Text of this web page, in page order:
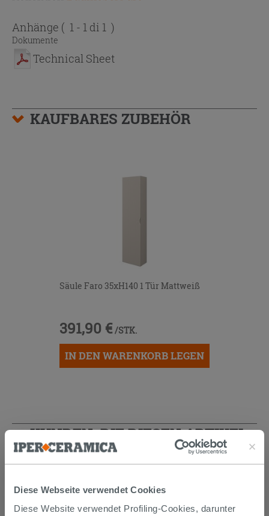
Diese Webseite verwendet Cookies
Diese Website verwendet Profiling-Cookies, darunter
Anhänge ( 1 - 1 di 1 )
Dokumente
Technical Sheet
KAUFBARES ZUBEHÖR
Säule Faro 35xH140 1 Tür Mattweiß
391,90 € /STK.
IN DEN WARENKORB LEGEN
KUNDEN, DIE DIESEN ARTIKEL
GEKAUFT HABEN, KAUFTEN